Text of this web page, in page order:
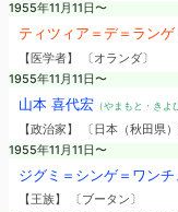
1955年11月11日〜
ティツィア＝デ＝ランゲ
【医学者】 〔オランダ〕
1955年11月11日〜
山本 喜代宏（やまもと・きよ
【政治家】 〔日本（秋田県）
1955年11月11日〜
ジグミ＝シンゲ＝ワンチ
【王族】 〔ブータン〕